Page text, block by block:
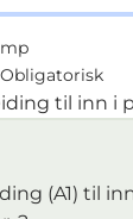
Obligatorisk
til inn i
(A1) til